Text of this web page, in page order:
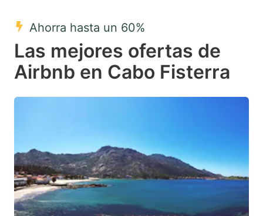
key
to
get
keyboard
changing
dates.
to
get
keyboard
changing
dates.
Ahorra hasta un 60%
Las mejores ofertas de
Airbnb en Cabo Fisterra